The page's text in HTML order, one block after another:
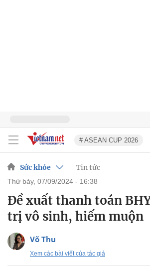
# ASEAN CUP 2026
Sức khỏe Tin tức
thứ bảy, 07/09/2024 - 16:38
Đề xuất thanh toán
trị vô sinh, hiếm muộn
Võ Thu
Xem các bài viết của tác giả